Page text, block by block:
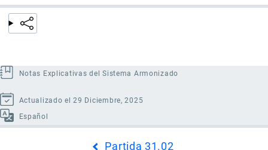
Notas Explicativas del Sistema Armonizado
Actualizado el 29 Diciembre, 2025
Español
Partida 31.02